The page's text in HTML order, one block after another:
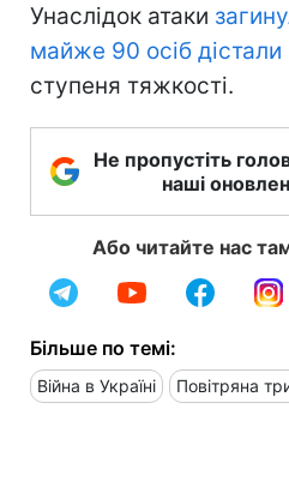
Унаслідок атаки
майже 90 осіб
ступеня тяжкості.
Не пропустіть
наші
Або читайте нас
Більше по темі:
Війна в Україні Повітряна